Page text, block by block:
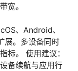
宽。
、Android、
展。多设备同时
标。 使用建议：
备续航与应用行